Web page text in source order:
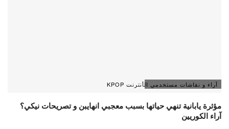
آراء و نقاشات مستخدمي الأنترنت KPOP
مؤثرة يابانية تنهي حياتها بسبب معجبي انهايبن و تصريحات نيكي؟
آراء الكوريين